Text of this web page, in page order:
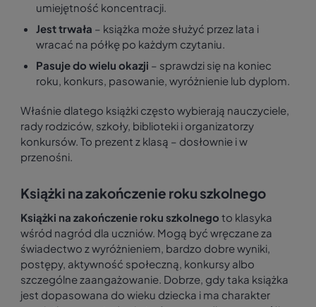
umiejętność koncentracji.
Jest trwała – książka może służyć przez lata i
wracać na półkę po każdym czytaniu.
Pasuje do wielu okazji – sprawdzi się na koniec
roku, konkurs, pasowanie, wyróżnienie lub dyplom.
Właśnie dlatego książki często wybierają nauczyciele,
rady rodziców, szkoły, biblioteki i organizatorzy
konkursów. To prezent z klasą – dosłownie i w
przenośni.
Książki na zakończenie roku szkolnego
Książki na zakończenie roku szkolnego to klasyka
wśród nagród dla uczniów. Mogą być wręczane za
świadectwo z wyróżnieniem, bardzo dobre wyniki,
postępy, aktywność społeczną, konkursy albo
szczególne zaangażowanie. Dobrze, gdy taka książka
jest dopasowana do wieku dziecka i ma charakter